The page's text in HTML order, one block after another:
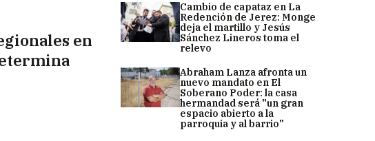
en
Cambio de capataz en La
Redención de Jerez: Monge
deja el martillo y Jesús
Sánchez Lineros toma el
relevo
Abraham Lanza afronta un
nuevo mandato en El
Soberano Poder: la casa
hermandad será "un gran
espacio abierto a la
parroquia y al barrio"